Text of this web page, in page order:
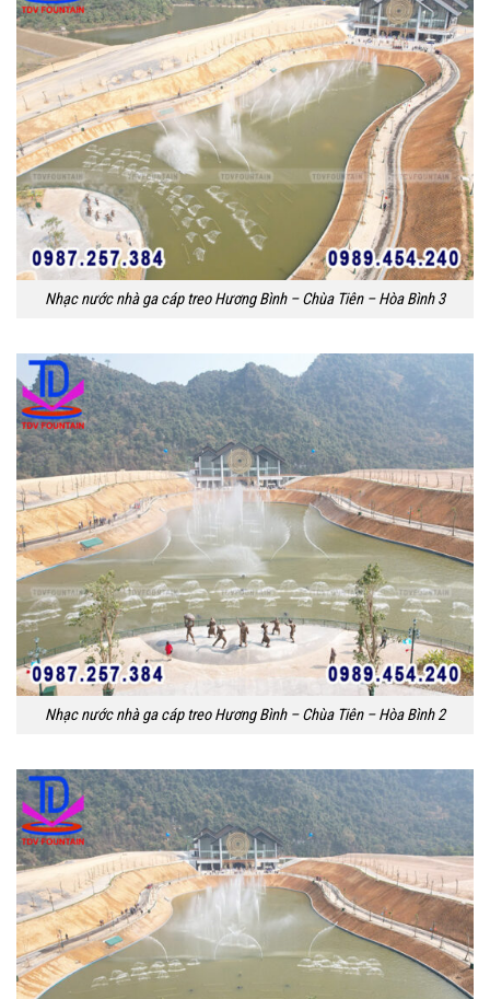
Nhạc nước nhà ga cáp treo Hương Bình – Chùa Tiên – Hòa Bình 3
Nhạc nước nhà ga cáp treo Hương Bình – Chùa Tiên – Hòa Bình 2